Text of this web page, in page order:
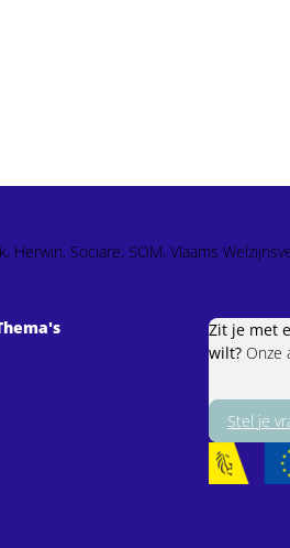
Sociare, SOM, Vlaams
Zit je met
wilt? Onze
Stel je